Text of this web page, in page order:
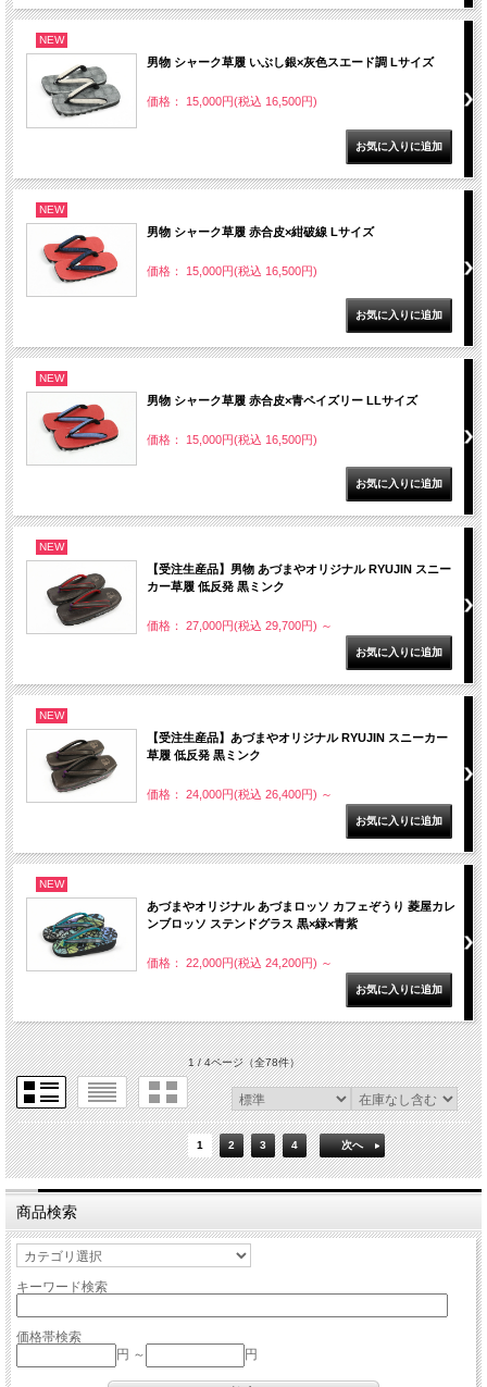
NEW
男物 シャーク草履 いぶし銀×灰色スエード調 Lサイズ
価格： 15,000円(税込 16,500円)
NEW
男物 シャーク草履 赤合皮×紺破線 Lサイズ
価格： 15,000円(税込 16,500円)
NEW
男物 シャーク草履 赤合皮×青ペイズリー LLサイズ
価格： 15,000円(税込 16,500円)
NEW
【受注生産品】男物 あづまやオリジナル RYUJIN スニー
カー草履 低反発 黒ミンク
価格： 27,000円(税込 29,700円) ～
NEW
【受注生産品】あづまやオリジナル RYUJIN スニーカー
草履 低反発 黒ミンク
価格： 24,000円(税込 26,400円) ～
NEW
あづまやオリジナル あづまロッソ カフェぞうり 菱屋カレ
ンブロッソ ステンドグラス 黒×緑×青紫
価格： 22,000円(税込 24,200円) ～
1 / 4ページ（全78件）
1 2 3 4 次へ
商品検索
キーワード検索
価格帯検索
円 ～
円